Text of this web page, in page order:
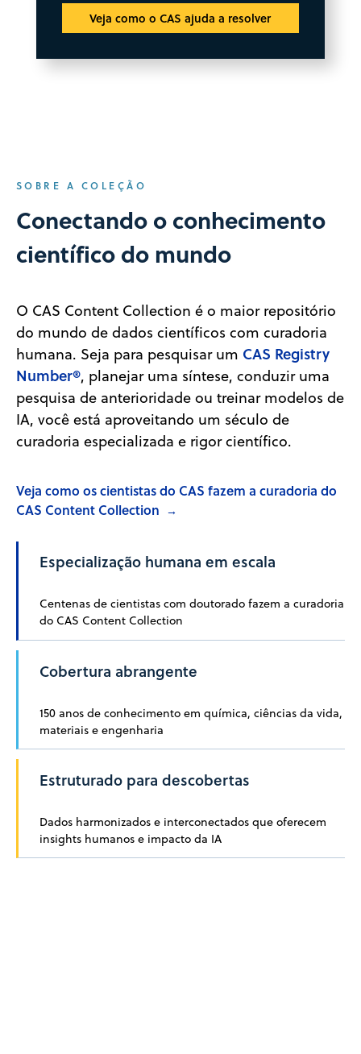
Veja como o CAS ajuda a resolver
SOBRE A COLEÇÃO
Conectando o conhecimento
científico do mundo
O CAS Content Collection é o maior repositório
do mundo de dados científicos com curadoria
humana. Seja para pesquisar um CAS Registry
Number®, planejar uma síntese, conduzir uma
pesquisa de anterioridade ou treinar modelos de
IA, você está aproveitando um século de
curadoria especializada e rigor científico.
Veja como os cientistas do CAS fazem a curadoria do
CAS Content Collection →
Especialização humana em escala
Centenas de cientistas com doutorado fazem a curadoria
do CAS Content Collection
Cobertura abrangente
150 anos de conhecimento em química, ciências da vida,
materiais e engenharia
Estruturado para descobertas
Dados harmonizados e interconectados que oferecem
insights humanos e impacto da IA